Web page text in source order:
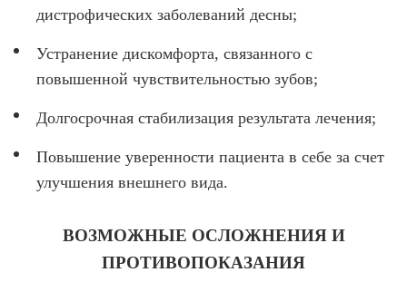
дистрофических заболеваний десны;
Устранение дискомфорта, связанного с
повышенной чувствительностью зубов;
Долгосрочная стабилизация результата лечения;
Повышение уверенности пациента в себе за счет
улучшения внешнего вида.
ВОЗМОЖНЫЕ ОСЛОЖНЕНИЯ И
ПРОТИВОПОКАЗАНИЯ